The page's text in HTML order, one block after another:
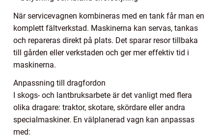
När servicevagnen kombineras med en tank får man en
komplett fältverkstad. Maskinerna kan servas, tankas
och repareras direkt på plats. Det sparar resor tillbaka
till gården eller verkstaden och ger mer effektiv tid i
maskinerna.
Anpassning till dragfordon
I skogs- och lantbruksarbete är det vanligt med flera
olika dragare: traktor, skotare, skördare eller andra
specialmaskiner. En välplanerad vagn kan anpassas
med: